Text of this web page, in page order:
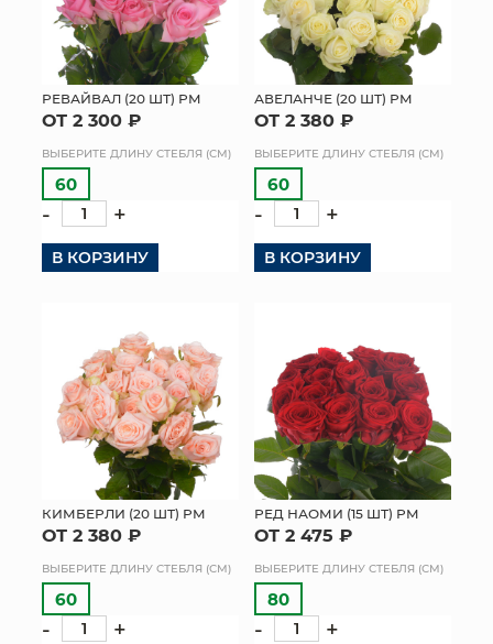
РЕВАЙВАЛ (20 ШТ) РМ
ОТ 2 300 ₽
ВЫБЕРИТЕ ДЛИНУ СТЕБЛЯ (СМ)
60
- +
В КОРЗИНУ
АВЕЛАНЧЕ (20 ШТ) РМ
ОТ 2 380 ₽
ВЫБЕРИТЕ ДЛИНУ СТЕБЛЯ (СМ)
60
- +
В КОРЗИНУ
КИМБЕРЛИ (20 ШТ) РМ
ОТ 2 380 ₽
ВЫБЕРИТЕ ДЛИНУ СТЕБЛЯ (СМ)
60
- +
РЕД НАОМИ (15 ШТ) РМ
ОТ 2 475 ₽
ВЫБЕРИТЕ ДЛИНУ СТЕБЛЯ (СМ)
80
- +